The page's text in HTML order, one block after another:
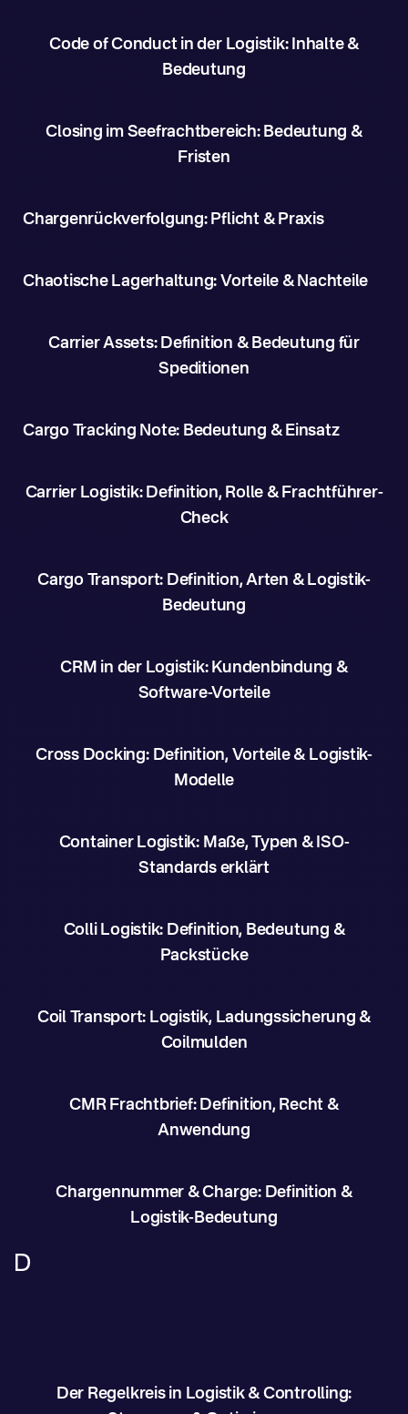
Code of Conduct in der Logistik: Inhalte &
Bedeutung
Closing im Seefrachtbereich: Bedeutung &
Fristen
Chargenrückverfolgung: Pflicht & Praxis
Chaotische Lagerhaltung: Vorteile & Nachteile
Carrier Assets: Definition & Bedeutung für
Speditionen
Cargo Tracking Note: Bedeutung & Einsatz
Carrier Logistik: Definition, Rolle & Frachtführer-
Check
Cargo Transport: Definition, Arten & Logistik-
Bedeutung
CRM in der Logistik: Kundenbindung &
Software-Vorteile
Cross Docking: Definition, Vorteile & Logistik-
Modelle
Container Logistik: Maße, Typen & ISO-
Standards erklärt
Colli Logistik: Definition, Bedeutung &
Packstücke
Coil Transport: Logistik, Ladungssicherung &
Coilmulden
CMR Frachtbrief: Definition, Recht &
Anwendung
Chargennummer & Charge: Definition &
Logistik-Bedeutung
D
Der Regelkreis in Logistik & Controlling: